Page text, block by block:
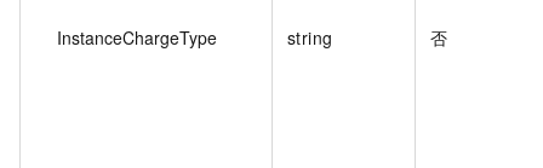
InstanceChargeType string 否